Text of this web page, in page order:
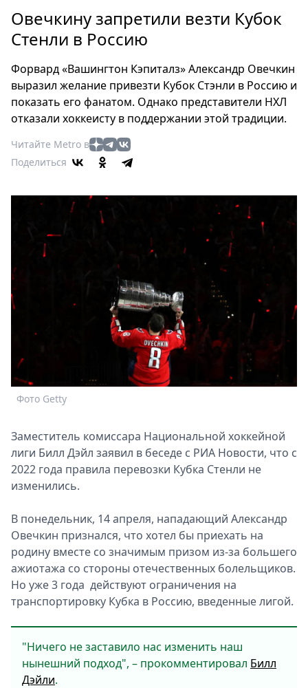
Россия
Мир
Еда
Туризм
Мода
Театр
Кино
Афиша
Книги
Выставки
Стримы
Спецпроекты
Скачай
Овечкину запретили везти Кубок
Стенли в Россию
Форвард «Вашингтон Кэпиталз» Александр Овечкин
выразил желание привезти Кубок Стэнли в Россию и
показать его фанатом. Однако представители НХЛ
отказали хоккеисту в поддержании этой традиции.
Читайте Metro в
Поделиться
Фото Getty
Заместитель комиссара Национальной хоккейной
лиги Билл Дэйл заявил в беседе с РИА Новости, что с
2022 года правила перевозки Кубка Стенли не
изменились.
В понедельник, 14 апреля, нападающий Александр
Овечкин признался, что хотел бы приехать на
родину вместе со значимым призом из-за большего
ажиотажа со стороны отечественных болельщиков.
Но уже 3 года действуют ограничения на
транспортировку Кубка в Россию, введенные лигой.
"Ничего не заставило нас изменить наш
нынешний подход", – прокомментировал Билл
Дэйли.